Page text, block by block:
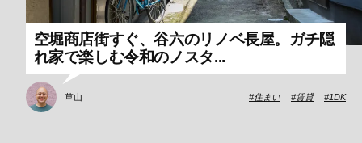
空堀商店街すぐ、谷六のリノベ長屋。ガチ隠
れ家で楽しむ令和のノスタ...
草山 住まい 賃貸 1DK